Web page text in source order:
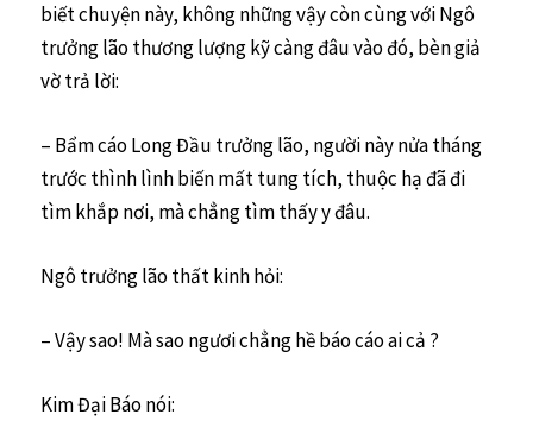
biết chuyện này, không những vậy còn cùng với Ngô
trưởng lão thương lượng kỹ càng đâu vào đó, bèn giả
vờ trả lời:
– Bẩm cáo Long Đầu trưởng lão, người này nửa tháng
trước thình lình biến mất tung tích, thuộc hạ đã đi
tìm khắp nơi, mà chẳng tìm thấy y đâu.
Ngô trưởng lão thất kinh hỏi:
– Vậy sao! Mà sao ngươi chẳng hề báo cáo ai cả ?
Kim Đại Báo nói: